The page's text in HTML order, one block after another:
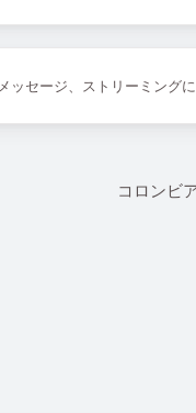
ッセージ、ストリーミング
コロンビ